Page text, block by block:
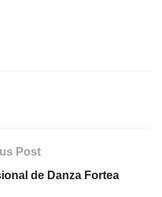
Post
de Danza Fortea